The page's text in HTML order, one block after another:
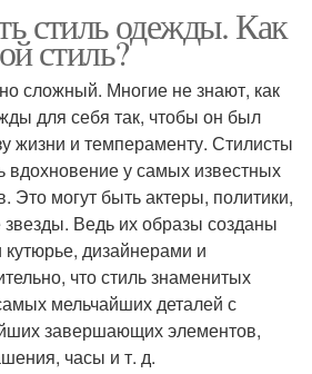
стиль одежды. Как
стиль?
сложный. Многие не знают, как
для себя так, чтобы он был
жизни и темпераменту. Стилисты
вдохновение у самых известных
Это могут быть актеры, политики,
Ведь их образы созданы
дизайнерами и
что стиль знаменитых
мельчайших деталей с
завершающих элементов,
часы и т. д.